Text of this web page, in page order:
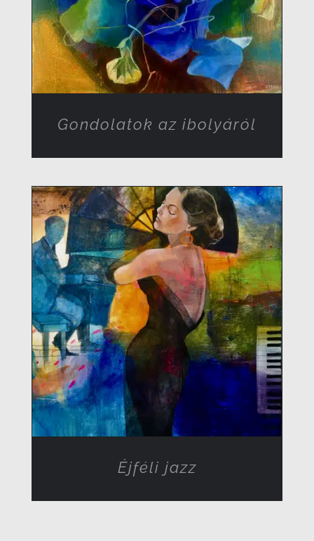
Gondolatok az ibolyáról
RÉSZLETEK
Éjféli jazz